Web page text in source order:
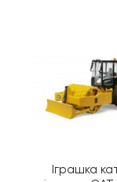
Іграшка